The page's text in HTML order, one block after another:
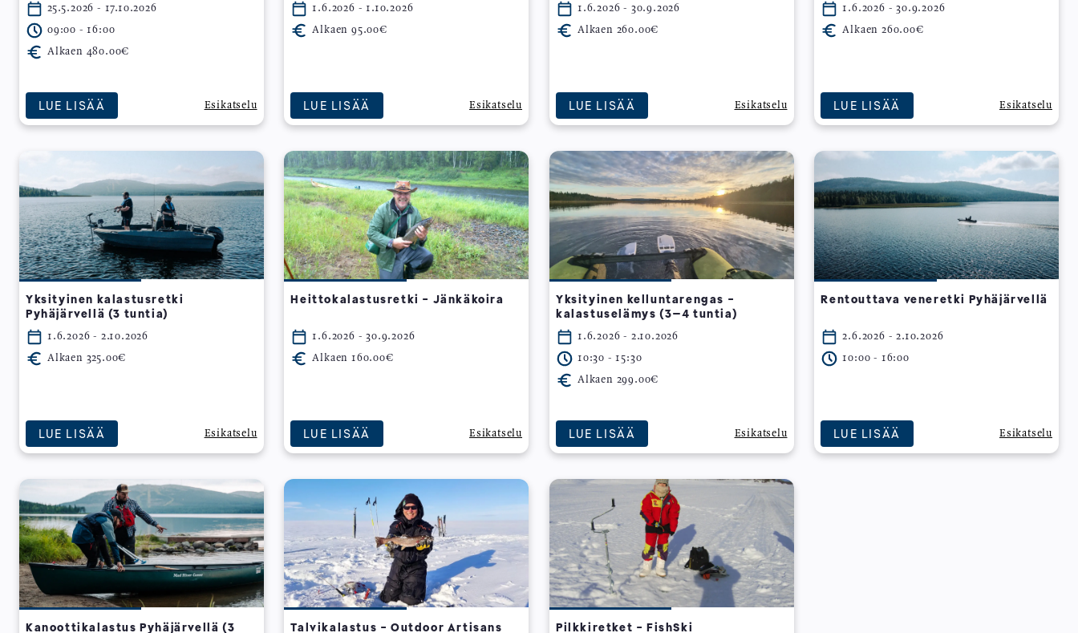
25.5.2026 - 17.10.2026
09:00 - 16:00
Alkaen 480.00€
LUE LISÄÄ Esikatselu
1.6.2026 - 1.10.2026
Alkaen 95.00€
LUE LISÄÄ Esikatselu
1.6.2026 - 30.9.2026
Alkaen 260.00€
LUE LISÄÄ Esikatselu
1.6.2026 - 30.9.2026
Alkaen 260.00€
LUE LISÄÄ Esikatselu
Yksityinen kalastusretki
Pyhäjärvellä (3 tuntia)
1.6.2026 - 2.10.2026
Alkaen 325.00€
LUE LISÄÄ Esikatselu
Heittokalastusretki - Jänkäkoira
1.6.2026 - 30.9.2026
Alkaen 160.00€
LUE LISÄÄ Esikatselu
Yksityinen kelluntarengas -
kalastuselämys (3–4 tuntia)
1.6.2026 - 2.10.2026
10:30 - 15:30
Alkaen 299.00€
LUE LISÄÄ Esikatselu
Rentouttava veneretki Pyhäjärvellä
2.6.2026 - 2.10.2026
10:00 - 16:00
LUE LISÄÄ Esikatselu
Kanoottikalastus Pyhäjärvellä (3 Talvikalastus - Outdoor Artisans Pilkkiretket - FishSki